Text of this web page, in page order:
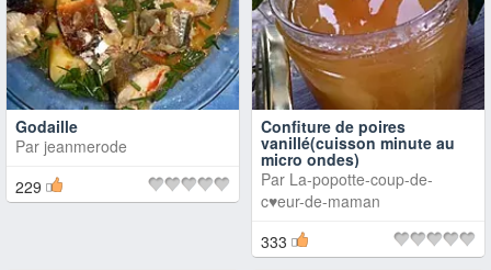
Godaille
Par jeanmerode
229
Confiture de poires
vanillé(cuisson minute au
micro ondes)
Par La-popotte-coup-de-
c♥eur-de-maman
333